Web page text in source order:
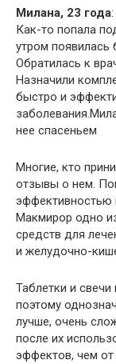
Милана, 23 года
Как-то попала
утром появилась
Обратилась к
Назначили
быстро и
нее спасеньем
Многие, кто
отзывы о нем.
эффективностью
Макмирор одно
средств для
и желудочно-
Таблетки и
поэтому
лучше, очень
после их
эффектов, чем от